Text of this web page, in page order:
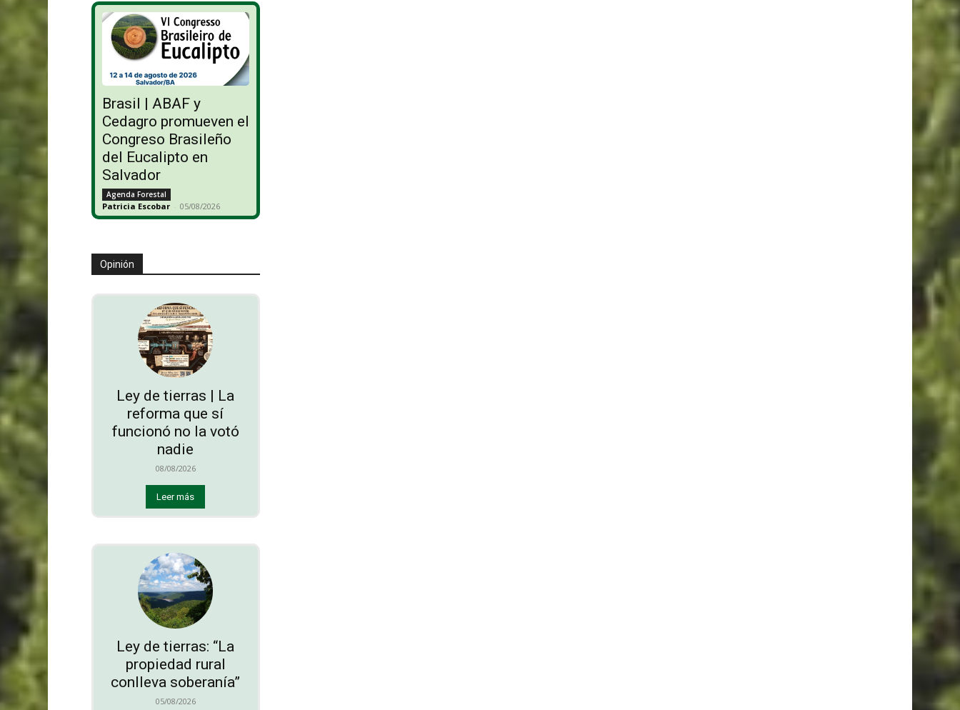
Brasil | ABAF y
Cedagro promueven el
Congreso Brasileño
del Eucalipto en
Salvador
Agenda Forestal
Patricia Escobar - 05/08/2026
Opinión
Ley de tierras | La
reforma que sí
funcionó no la votó
nadie
08/08/2026
Leer más
Ley de tierras: “La
propiedad rural
conlleva soberanía”
05/08/2026